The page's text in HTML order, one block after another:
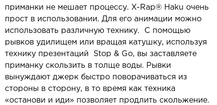
приманки не мешает процессу. X-Rap® Haku очень
прост в использовании. Для его анимации можно
использовать различную технику. С помощью
рывков удилищем или вращая катушку, используя
технику презентаций Stop & Go, вы заставляете
приманку скользить в толще воды. Рывки
вынуждают джерк быстро поворачиваться из
стороны в сторону, в то время как техника
«останови и иди» позволяет продлить скольжение.